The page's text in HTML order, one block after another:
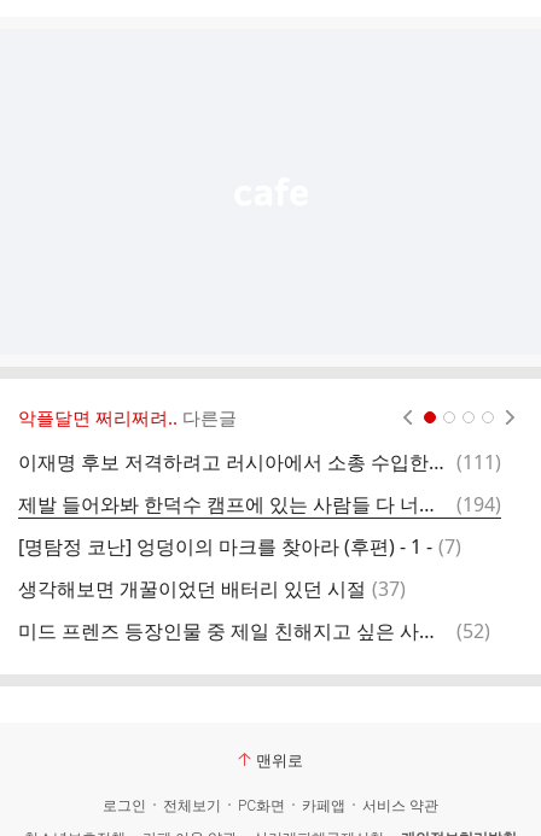
악플달면 쩌리쩌려.. 다른글
이재명 후보 저격하려고 러시아에서 소총 수입한거..사안이 심각하네요 댓
(111)
제발 들어와봐 한덕수 캠프에 있는 사람들 다 너무 이상하다니까
댓
글
(194)
[명탐정 코난] 엉덩이의 마크를 찾아라 (후편) - 1 - 댓
(7)
생각해보면 개꿀이었던 배터리 있던 시절 댓
(37)
미드 프렌즈 등장인물 중 제일 친해지고 싶은 사람은?
댓
(52)
맨위로
로그인 전체보기 PC화면 카페앱
서비스 약관